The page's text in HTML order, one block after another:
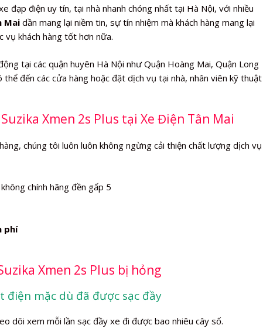
đạp điện uy tín, tại nhà nhanh chóng nhất tại Hà Nội, với nhiều
Mai dần mang lại niềm tin, sự tín nhiệm mà khách hàng mang lại
vụ khách hàng tốt hơn nữa.
tại các quận huyên Hà Nội như Quận Hoàng Mai, Quận Long
đến các cửa hàng hoặc đặt dịch vụ tại nhà, nhân viên kỹ thuật
Xmen 2s Plus tại Xe Điện Tân Mai
chúng tôi luôn luôn không ngừng cải thiện chất lượng dịch vụ
chính hãng đền gấp 5
phí
Xmen 2s Plus bị hỏng
điện mặc dù đã được sạc đầy
dõi xem mỗi lần sạc đầy xe đi được bao nhiêu cây số.